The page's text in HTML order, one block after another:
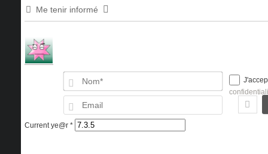
Me tenir informé
Nom*
Current ye@r *